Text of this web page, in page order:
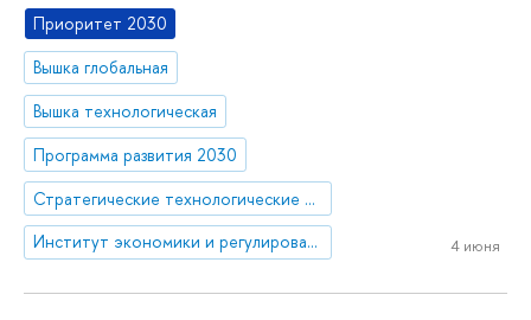
Приоритет 2030
Вышка глобальная
Вышка технологическая
Программа развития 2030
Стратегические технологические проекты
Институт экономики и регулирования инфраструктурных отраслей
4 июня